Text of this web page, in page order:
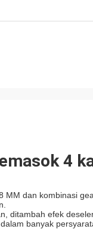
4
dan kombinasi
ditambah efek
banyak